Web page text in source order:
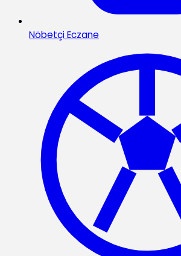
Nöbetçi Eczane